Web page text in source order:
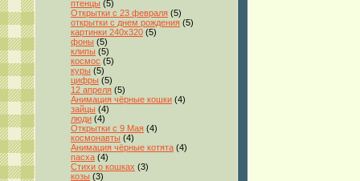
птенцы (5)
Открытки с 23 февраля (5)
открытки с днем рождения (5)
картинки 240x320 (5)
фоны (5)
клипы (5)
космос (5)
куры (5)
цифры (5)
12 апреля (5)
Анимация чёрные кошки (4)
зайцы (4)
люди (4)
Открытки с 9 Мая (4)
космонавты (4)
Анимация чёрные котята (4)
пасха (4)
Стихи о кошках (3)
козы (3)